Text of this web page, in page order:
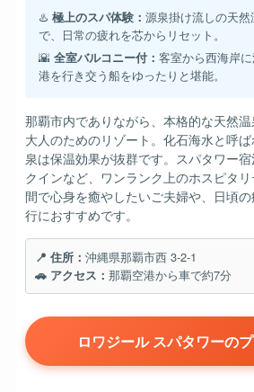
♨️ 極上のスパ体験： 源泉掛け流しの天然
で、日常の疲れを芯からリセット。
🌇 全室バルコニー付： 客室から西海岸に
港を行き交う船をゆったりと堪能。
那覇市内でありながら、本格的な天然
大人のためのリゾート。化石海水と呼
泉は保温効果が抜群です。スパタワー
クインなど、ワンランク上のホスピタ
間で心身を癒やしたいご夫婦や、日頃
行におすすめです。
📍 住所： 沖縄県那覇市西 3-2-1
🚗 アクセス： 那覇空港から車で約7分
ロワジール スパタワーの